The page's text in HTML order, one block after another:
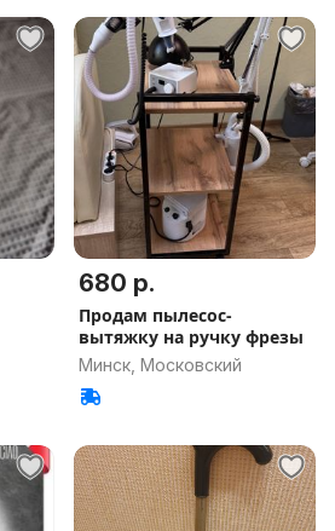
680 р.
Продам пылесос-
вытяжку на ручку фрезы
Минск, Московский